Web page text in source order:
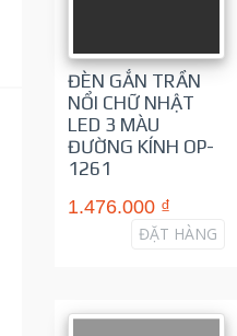
ĐÈN GẮN TRẦN
NỔI CHỮ NHẬT
LED 3 MÀU
ĐƯỜNG KÍNH OP-
1261
1.476.000 ₫
ĐẶT HÀNG